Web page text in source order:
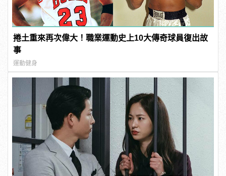
捲土重來再次偉大！職業運動史上10大傳奇球員復出故
事
運動健身